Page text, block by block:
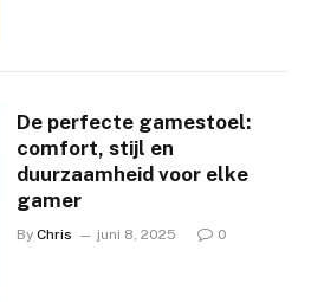
De perfecte gamestoel:
comfort, stijl en
duurzaamheid voor elke
gamer
By Chris juni 8, 2025 0